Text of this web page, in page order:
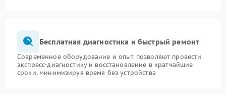
Бесплатная диагностика и быстрый ремонт
Современное оборудование и опыт позволяют провести
экспресс-диагностику и восстановление в кратчайшие
сроки, минимизируя время без устройства